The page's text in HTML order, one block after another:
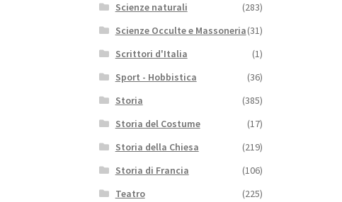
Scienze naturali
(283)
Scienze Occulte e Massoneria(31)
Scrittori d'Italia
(1)
Sport - Hobbistica
(36)
Storia
(385)
Storia del Costume
(17)
Storia della Chiesa
(219)
Storia di Francia
(106)
Teatro
(225)